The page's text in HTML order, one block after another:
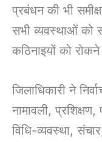
प्रबंधन की भी
सभी व्यवस्थाओं को
कठिनाइयों को
जिलाधिकारी ने
नामावली,
विधि-व्यवस्था,